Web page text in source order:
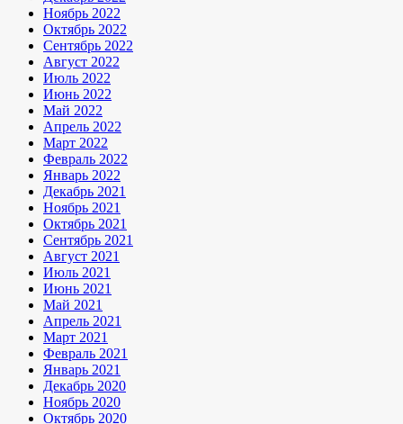
Ноябрь 2022
Октябрь 2022
Сентябрь 2022
Август 2022
Июль 2022
Июнь 2022
Май 2022
Апрель 2022
Март 2022
Февраль 2022
Январь 2022
Декабрь 2021
Ноябрь 2021
Октябрь 2021
Сентябрь 2021
Август 2021
Июль 2021
Июнь 2021
Май 2021
Апрель 2021
Март 2021
Февраль 2021
Январь 2021
Декабрь 2020
Ноябрь 2020
Октябрь 2020